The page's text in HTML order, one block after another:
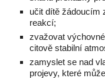
učit dítě žádoucím
reakcí;
zvažovat
citově stabilní
zamyslet se nad
projevy, které